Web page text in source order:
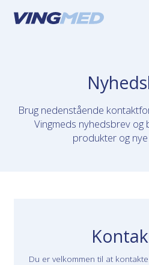
Brug nedenstående
Vingmeds nyhedsbrev og
produkter og
Du er velkommen til at